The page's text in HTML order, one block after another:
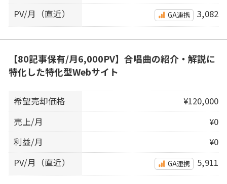
PV/月（直近） GA連携 3,082
【80記事保有/月6,000PV】合唱曲の紹介・解説に
特化した特化型Webサイト
希望売却価格
¥120,000
売上/月
¥0
利益/月
¥0
PV/月（直近）
GA連携 5,911